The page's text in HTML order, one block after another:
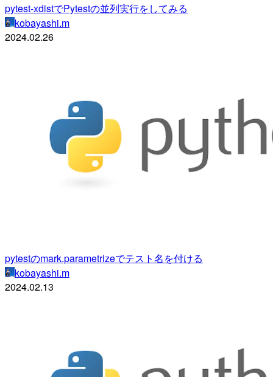
pytest-xdistでPytestの並列実行をしてみる
kobayashi.m
2024.02.26
pytestのmark.parametrizeでテスト名を付ける
kobayashi.m
2024.02.13